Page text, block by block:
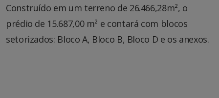
Construído em um terreno de 26.466,28m², o
prédio de 15.687,00 m² e contará com blocos
setorizados: Bloco A, Bloco B, Bloco D e os anexos.